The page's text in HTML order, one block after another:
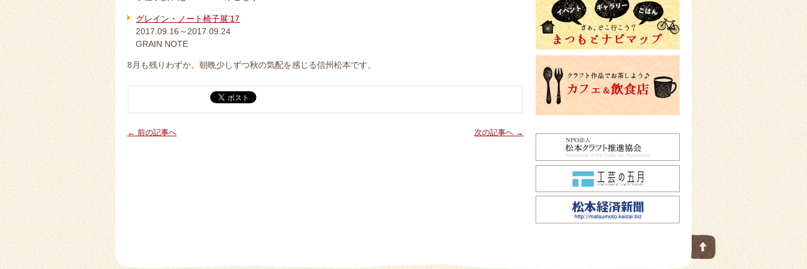
グレイン・ノート椅子展’17
2017.09.16～2017.09.24
GRAIN NOTE
8月も残りわずか。朝晩少しずつ秋の気配を感じる信州松本です。
← 前の記事へ 次の記事へ →